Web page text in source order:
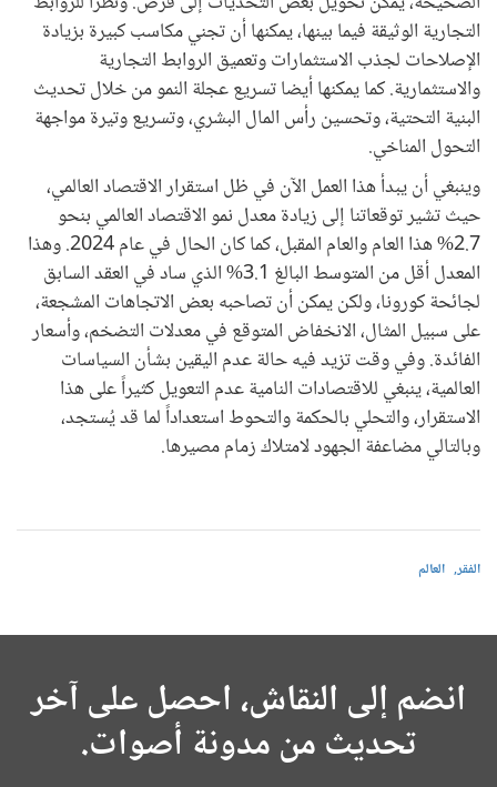
التجارية الوثيقة فيما بينها، يمكنها أن تجني مكاسب كبيرة بزيادة
الإصلاحات لجذب الاستثمارات وتعميق الروابط التجارية
والاستثمارية. كما يمكنها أيضا تسريع عجلة النمو من خلال تحديث
البنية التحتية، وتحسين رأس المال البشري، وتسريع وتيرة مواجهة
التحول المناخي.
وينبغي أن يبدأ هذا العمل الآن في ظل استقرار الاقتصاد العالمي،
حيث تشير توقعاتنا إلى زيادة معدل نمو الاقتصاد العالمي بنحو
2.7% هذا العام والعام المقبل، كما كان الحال في عام 2024. وهذا
المعدل أقل من المتوسط البالغ 3.1% الذي ساد في العقد السابق
لجائحة كورونا، ولكن يمكن أن تصاحبه بعض الاتجاهات المشجعة،
على سبيل المثال، الانخفاض المتوقع في معدلات التضخم، وأسعار
الفائدة. وفي وقت تزيد فيه حالة عدم اليقين بشأن السياسات
العالمية، ينبغي للاقتصادات النامية عدم التعويل كثيراً على هذا
الاستقرار، والتحلي بالحكمة والتحوط استعداداً لما قد يُستجد،
وبالتالي مضاعفة الجهود لامتلاك زمام مصيرها.
الفقر العالم
انضم إلى النقاش، احصل على آخر
تحديث من مدونة أصوات.